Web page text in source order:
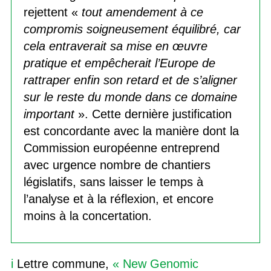
rejettent « tout amendement à ce
compromis soigneusement équilibré, car
cela entraverait sa mise en œuvre
pratique et empêcherait l’Europe de
rattraper enfin son retard et de s’aligner
sur le reste du monde dans ce domaine
important». Cette dernière justification
est concordante avec la manière dont la
Commission européenne entreprend
avec urgence nombre de chantiers
législatifs, sans laisser le temps à
l’analyse et à la réflexion, et encore
moins à la concertation.
iLettre commune, « New Genomic